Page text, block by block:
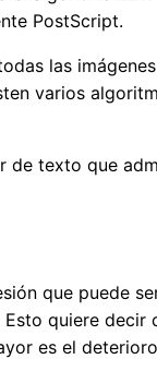
PostScript.
las
varios
de texto que
que puede
quiere decir
es el